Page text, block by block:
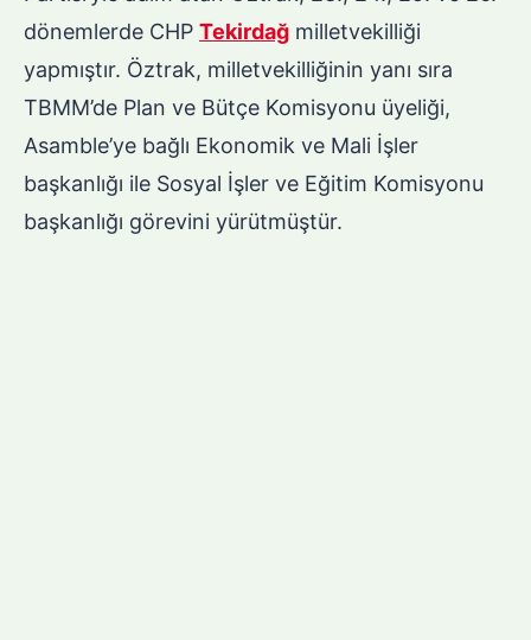
dönemlerde CHP Tekirdağ milletvekilliği
yapmıştır. Öztrak, milletvekilliğinin yanı sıra
TBMM’de Plan ve Bütçe Komisyonu üyeliği,
Asamble’ye bağlı Ekonomik ve Mali İşler
başkanlığı ile Sosyal İşler ve Eğitim Komisyonu
başkanlığı görevini yürütmüştür.